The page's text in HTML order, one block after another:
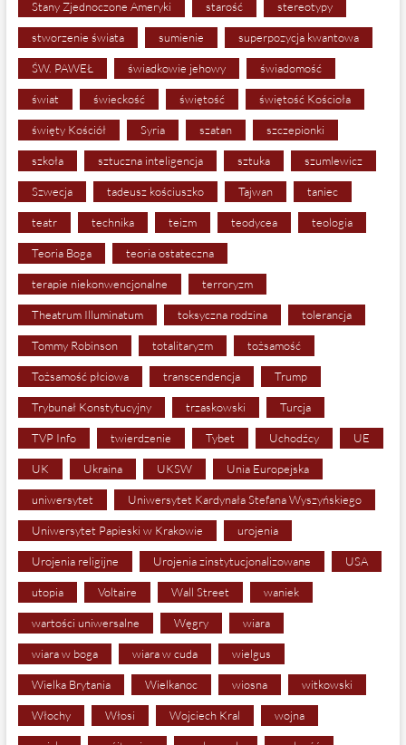
Stany Zjednoczone Ameryki starość stereotypy
stworzenie świata sumienie superpozycja kwantowa
ŚW. PAWEŁ świadkowie jehowy świadomość
świat świeckość świętość świętość Kościoła
święty Kościół Syria szatan szczepionki
szkoła sztuczna inteligencja sztuka szumlewicz
Szwecja tadeusz kościuszko Tajwan taniec
teatr technika teizm teodycea teologia
Teoria Boga teoria ostateczna
terapie niekonwencjonalne terroryzm
Theatrum Illuminatum toksyczna rodzina tolerancja
Tommy Robinson totalitaryzm tożsamość
Tożsamość płciowa transcendencja Trump
Trybunał Konstytucyjny trzaskowski Turcja
TVP Info twierdzenie Tybet Uchodźcy UE
UK Ukraina UKSW Unia Europejska
uniwersytet Uniwersytet Kardynała Stefana Wyszyńskiego
Uniwersytet Papieski w Krakowie urojenia
Urojenia religijne Urojenia zinstytucjonalizowane USA
utopia Voltaire Wall Street waniek
wartości uniwersalne Węgry wiara
wiara w boga wiara w cuda wielgus
Wielka Brytania Wielkanoc wiosna witkowski
Włochy Włosi Wojciech Kral wojna